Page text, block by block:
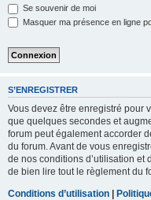
Se souvenir de moi
Masquer ma présence en ligne
S’ENREGISTRER
Vous devez être enregistré pour
que quelques secondes et
forum peut également accorder
du forum. Avant de vous
de nos conditions d’utilisation et
de bien lire tout le règlement du
Conditions d’utilisation |